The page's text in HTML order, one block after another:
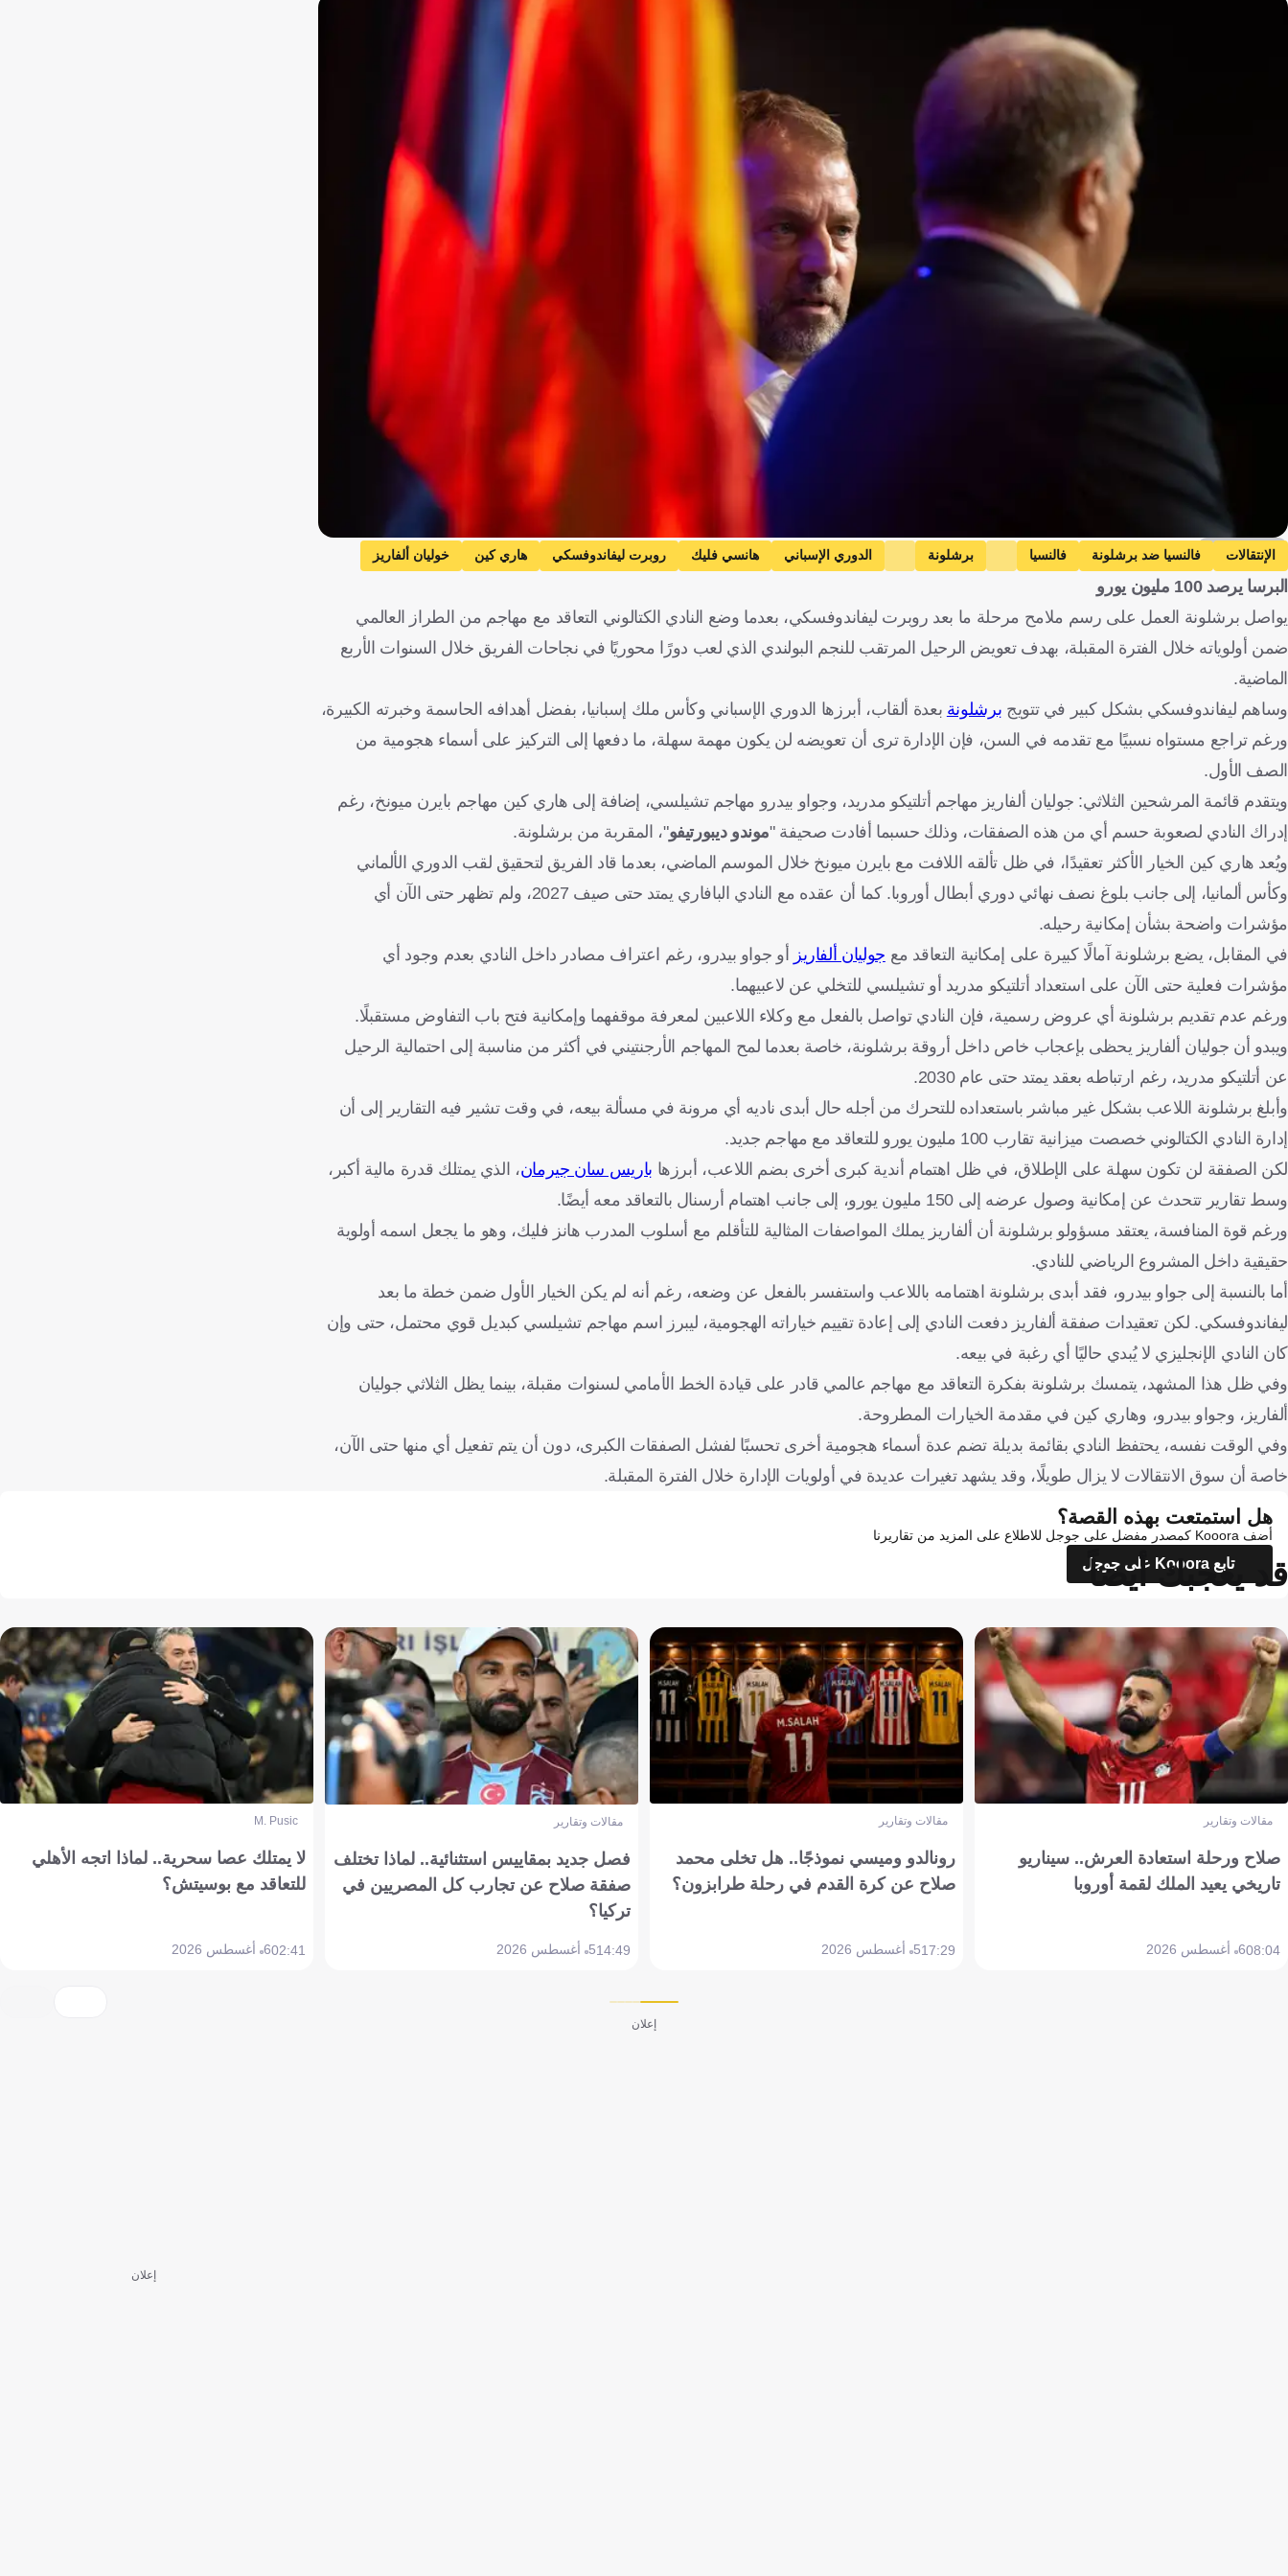
Getty Images
الإنتقالات فالنسيا ضد برشلونة فالنسيا برشلونة الدوري الإسباني هانسي فليك روبرت ليفاندوفسكي هاري كين
خوليان ألفاريز
جواو بيدرو
بايرن ميونخ ضد شتوتجارت
الدوري الإنجليزي الممتاز
إسبانيا ألمانيا بولندا إنجلترا الأرجنتين البرازيل كرة قدم
البرسا يرصد 100 مليون يورو
يواصل برشلونة العمل على رسم ملامح مرحلة ما بعد روبرت ليفاندوفسكي، بعدما وضع النادي الكتالوني التعاقد مع مهاجم من الطراز العالمي
ضمن أولوياته خلال الفترة المقبلة، بهدف تعويض الرحيل المرتقب للنجم البولندي الذي لعب دورًا محوريًا في نجاحات الفريق خلال السنوات الأربع
الماضية.
وساهم ليفاندوفسكي بشكل كبير في تتويج برشلونة بعدة ألقاب، أبرزها الدوري الإسباني وكأس ملك إسبانيا، بفضل أهدافه الحاسمة وخبرته الكبيرة،
ورغم تراجع مستواه نسبيًا مع تقدمه في السن، فإن الإدارة ترى أن تعويضه لن يكون مهمة سهلة، ما دفعها إلى التركيز على أسماء هجومية من
الصف الأول.
ويتقدم قائمة المرشحين الثلاثي: جوليان ألفاريز مهاجم أتلتيكو مدريد، وجواو بيدرو مهاجم تشيلسي، إضافة إلى هاري كين مهاجم بايرن ميونخ، رغم
إدراك النادي لصعوبة حسم أي من هذه الصفقات، وذلك حسبما أفادت صحيفة "موندو ديبورتيفو"، المقربة من برشلونة.
ويُعد هاري كين الخيار الأكثر تعقيدًا، في ظل تألقه اللافت مع بايرن ميونخ خلال الموسم الماضي، بعدما قاد الفريق لتحقيق لقب الدوري الألماني
وكأس ألمانيا، إلى جانب بلوغ نصف نهائي دوري أبطال أوروبا. كما أن عقده مع النادي البافاري يمتد حتى صيف 2027، ولم تظهر حتى الآن أي
مؤشرات واضحة بشأن إمكانية رحيله.
في المقابل، يضع برشلونة آمالًا كبيرة على إمكانية التعاقد مع جوليان ألفاريز أو جواو بيدرو، رغم اعتراف مصادر داخل النادي بعدم وجود أي
مؤشرات فعلية حتى الآن على استعداد أتلتيكو مدريد أو تشيلسي للتخلي عن لاعبيهما.
ورغم عدم تقديم برشلونة أي عروض رسمية، فإن النادي تواصل بالفعل مع وكلاء اللاعبين لمعرفة موقفهما وإمكانية فتح باب التفاوض مستقبلًا.
ويبدو أن جوليان ألفاريز يحظى بإعجاب خاص داخل أروقة برشلونة، خاصة بعدما لمح المهاجم الأرجنتيني في أكثر من مناسبة إلى احتمالية الرحيل
عن أتلتيكو مدريد، رغم ارتباطه بعقد يمتد حتى عام 2030.
وأبلغ برشلونة اللاعب بشكل غير مباشر باستعداده للتحرك من أجله حال أبدى ناديه أي مرونة في مسألة بيعه، في وقت تشير فيه التقارير إلى أن
إدارة النادي الكتالوني خصصت ميزانية تقارب 100 مليون يورو للتعاقد مع مهاجم جديد.
لكن الصفقة لن تكون سهلة على الإطلاق، في ظل اهتمام أندية كبرى أخرى بضم اللاعب، أبرزها باريس سان جيرمان، الذي يمتلك قدرة مالية أكبر،
وسط تقارير تتحدث عن إمكانية وصول عرضه إلى 150 مليون يورو، إلى جانب اهتمام أرسنال بالتعاقد معه أيضًا.
ورغم قوة المنافسة، يعتقد مسؤولو برشلونة أن ألفاريز يملك المواصفات المثالية للتأقلم مع أسلوب المدرب هانز فليك، وهو ما يجعل اسمه أولوية
حقيقية داخل المشروع الرياضي للنادي.
أما بالنسبة إلى جواو بيدرو، فقد أبدى برشلونة اهتمامه باللاعب واستفسر بالفعل عن وضعه، رغم أنه لم يكن الخيار الأول ضمن خطة ما بعد
ليفاندوفسكي. لكن تعقيدات صفقة ألفاريز دفعت النادي إلى إعادة تقييم خياراته الهجومية، ليبرز اسم مهاجم تشيلسي كبديل قوي محتمل، حتى وإن
كان النادي الإنجليزي لا يُبدي حاليًا أي رغبة في بيعه.
وفي ظل هذا المشهد، يتمسك برشلونة بفكرة التعاقد مع مهاجم عالمي قادر على قيادة الخط الأمامي لسنوات مقبلة، بينما يظل الثلاثي جوليان
ألفاريز، وجواو بيدرو، وهاري كين في مقدمة الخيارات المطروحة.
وفي الوقت نفسه، يحتفظ النادي بقائمة بديلة تضم عدة أسماء هجومية أخرى تحسبًا لفشل الصفقات الكبرى، دون أن يتم تفعيل أي منها حتى الآن،
خاصة أن سوق الانتقالات لا يزال طويلًا، وقد يشهد تغيرات عديدة في أولويات الإدارة خلال الفترة المقبلة.
هل استمتعت بهذه القصة؟
أضف Kooora كمصدر مفضل على جوجل للاطلاع على المزيد من تقاريرنا
تابع Kooora على جوجل
قد يعجبك أيضاً
مقالات وتقارير
صلاح ورحلة استعادة العرش.. سيناريو
تاريخي يعيد الملك لقمة أوروبا
08:046 أغسطس 2026
مقالات وتقارير
رونالدو وميسي نموذجًا.. هل تخلى محمد
صلاح عن كرة القدم في رحلة طرابزون؟
17:295 أغسطس 2026
مقالات وتقارير
فصل جديد بمقاييس استثنائية.. لماذا تختلف
صفقة صلاح عن تجارب كل المصريين في
تركيا؟
14:495 أغسطس 2026
M. Pusic
لا يمتلك عصا سحرية.. لماذا اتجه الأهلي
للتعاقد مع بوسيتش؟
02:416 أغسطس 2026
إعلان
إعلان